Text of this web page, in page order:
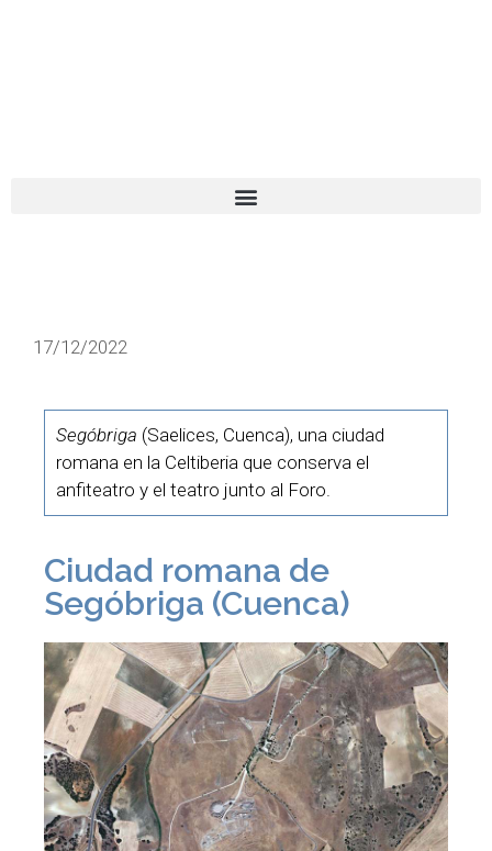
17/12/2022
Segóbriga (Saelices, Cuenca), una ciudad
romana en la Celtiberia que conserva el
anfiteatro y el teatro junto al Foro.
Ciudad romana de
Segóbriga (Cuenca)